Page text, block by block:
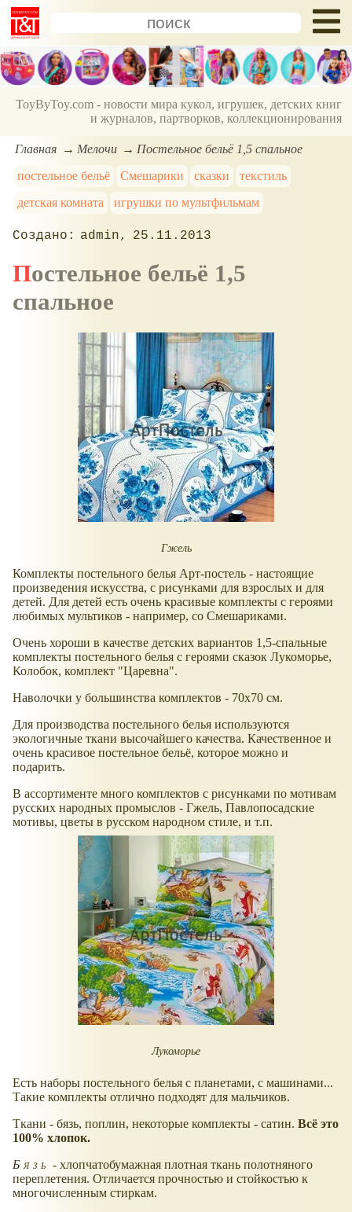
ToyByToy.com - новости мира кукол, игрушек, детских книг
и журналов, партворков, коллекционирования
Главная Мелочи
Постельное бельё 1,5 спальное
постельное бельё
Смешарики сказки
текстиль
детская комната
игрушки по мультфильмам
admin 25.11.2013
Постельное бельё 1,5
спальное
Гжель
Комплекты постельного белья Арт-постель - настоящие
произведения искусства, с рисунками для взрослых и для
детей. Для детей есть очень красивые комплекты с героями
любимых мультиков - например, со Смешариками.
Очень хороши в качестве детских вариантов 1,5-спальные
комплекты постельного белья с героями сказок Лукоморье,
Колобок, комплект "Царевна".
Наволочки у большинства комплектов - 70х70 см.
Для производства постельного белья используются
экологичные ткани высочайшего качества. Качественное и
очень красивое постельное бельё, которое можно и
подарить.
В ассортименте много комплектов с рисунками по мотивам
русских народных промыслов - Гжель, Павлопосадские
мотивы, цветы в русском народном стиле, и т.п.
Лукоморье
Есть наборы постельного белья с планетами, с машинами...
Такие комплекты отлично подходят для мальчиков.
Ткани - бязь, поплин, некоторые комплекты - сатин. Всё это
100% хлопок.
Бязь - хлопчатобумажная плотная ткань полотняного
переплетения. Отличается прочностью и стойкостью к
многочисленным стиркам.